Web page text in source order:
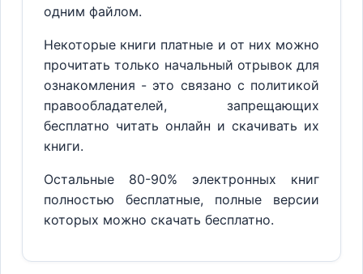
одним файлом.
Некоторые книги платные и от них можно
прочитать только начальный отрывок для
ознакомления - это связано с политикой
правообладателей, запрещающих
бесплатно читать онлайн и скачивать их
книги.
Остальные 80-90% электронных книг
полностью бесплатные, полные версии
которых можно скачать бесплатно.